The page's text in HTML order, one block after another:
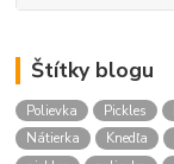
Štítky blogu
Polievka Pickles
Nátierka
Knedľa